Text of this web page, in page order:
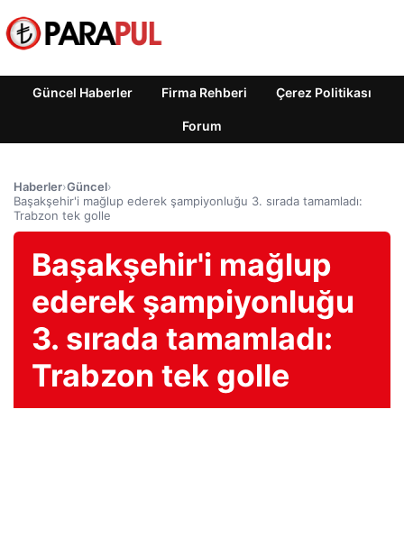
Güncel Haberler Firma Rehberi Çerez Politikası
Forum
Haberler›Güncel›
Başakşehir'i mağlup ederek şampiyonluğu 3. sırada tamamladı:
Trabzon tek golle
Başakşehir'i mağlup
ederek şampiyonluğu
3. sırada tamamladı:
Trabzon tek golle